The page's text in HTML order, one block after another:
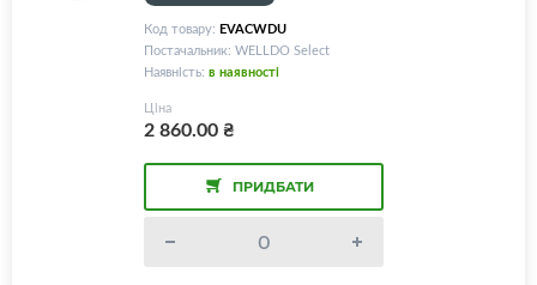
Код товару: EVACWDU
Постачальник: WELLDO Select
Наявність: в наявності
Ціна
2 860.00₴
ПРИДБАТИ